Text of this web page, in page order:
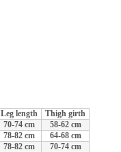
Leg length
Thigh girth
70-74 cm
58-62 cm
78-82 cm
64-68 cm
78-82 cm 70-74 cm